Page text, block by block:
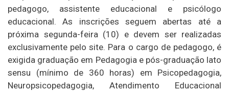
pedagogo, assistente educacional e psicólogo
educacional. As inscrições seguem abertas até a
próxima segunda-feira (10) e devem ser realizadas
exclusivamente pelo site. Para o cargo de pedagogo, é
exigida graduação em Pedagogia e pós-graduação lato
sensu (mínimo de 360 horas) em Psicopedagogia,
Neuropsicopedagogia, Atendimento Educacional